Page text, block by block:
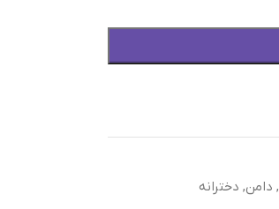
, دامن, دخترانه